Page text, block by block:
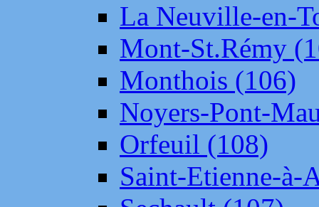
La Neuville-en-
Mont-St.Rémy
Monthois (106)
Noyers-Pont-
Orfeuil (108)
Saint-Etienne-à-